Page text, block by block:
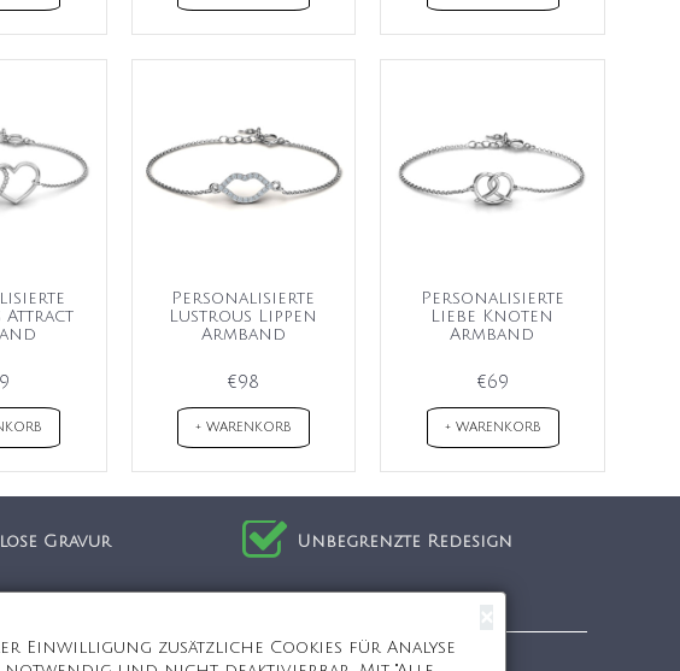
Attract
Personalisierte
Lustrous Lippen
Armband
€98
+ WARENKORB
Personalisierte
Liebe Knoten
Armband
€69
+ WARENKORB
Gravur Unbegrenzte Redesign
zusätzliche Cookies für Analyse